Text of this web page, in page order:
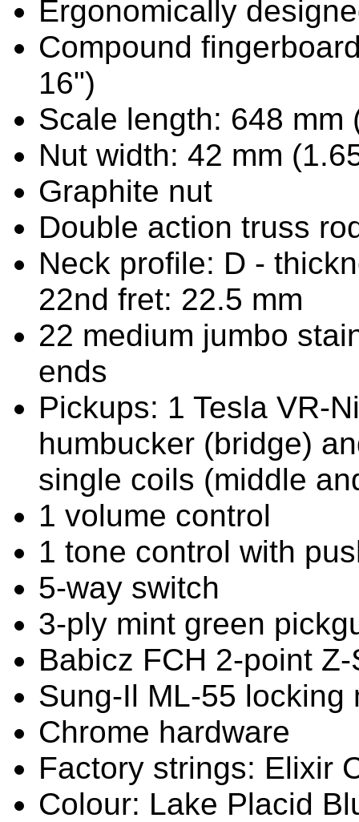
Ergonomically
Compound
16")
Scale length: 648 mm
Nut width: 42 mm
Graphite nut
Double action truss
Neck profile: D -
22nd fret: 22.5 mm
22 medium jumbo
ends
Pickups: 1 Tesla VR-
humbucker (bridge)
single coils (middle
1 volume control
1 tone control with
5-way switch
3-ply mint green
Babicz FCH 2-point
Sung-Il ML-55
Chrome hardware
Factory strings: Elixir
Colour: Lake Placid